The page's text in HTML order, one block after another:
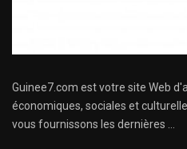
Guinee7.com est votre site Web
économiques, sociales et
vous fournissons les dernières ...